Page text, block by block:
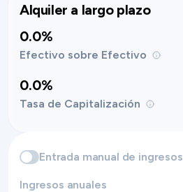
Alquiler a largo plazo
0.0%
Efectivo sobre Efectivo
0.0%
Tasa de Capitalización
Entrada manual de ingresos
Ingresos anuales